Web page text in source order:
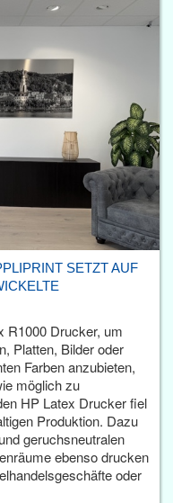
SETZT AUF
R1000 Drucker, um
Platten, Bilder oder
Farben anzubieten,
möglich zu
HP Latex Drucker fiel
Produktion. Dazu
geruchsneutralen
ebenso drucken
oder